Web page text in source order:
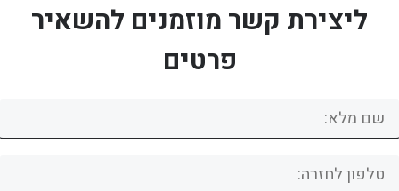
ליצירת קשר מוזמנים להשאיר
פרטים